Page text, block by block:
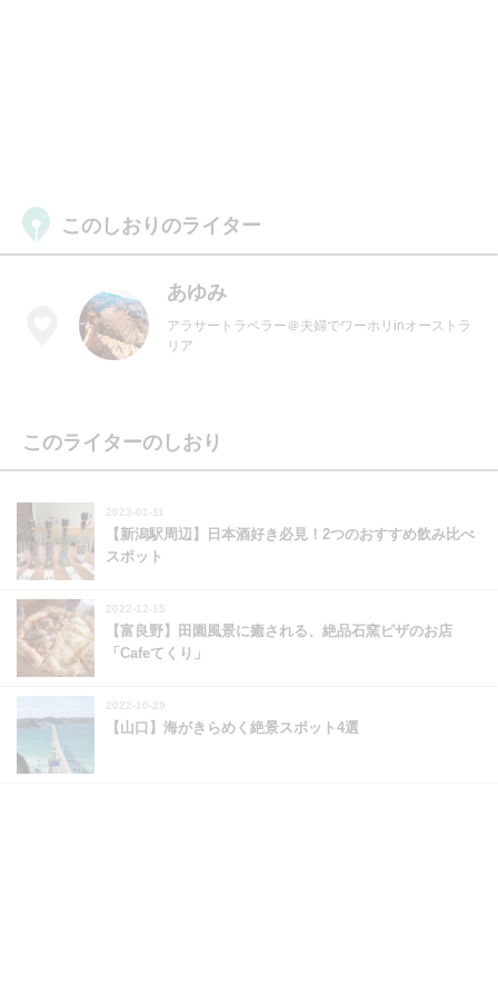
このしおりのライター
あゆみ
アラサートラベラー＠夫婦でワーホリinオーストラ
リア
このライターのしおり
2023-01-11
【新潟駅周辺】日本酒好き必見！2つのおすすめ飲み比べ
スポット
2022-12-15
【富良野】田園風景に癒される、絶品石窯ピザのお店
「Cafeてくり」
2022-10-29
【山口】海がきらめく絶景スポット4選